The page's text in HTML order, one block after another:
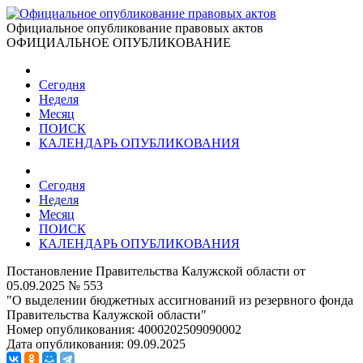
Официальное опубликование правовых актов
ОФИЦИАЛЬНОЕ ОПУБЛИКОВАНИЕ
Сегодня
Неделя
Месяц
ПОИСК
КАЛЕНДАРЬ ОПУБЛИКОВАНИЯ
Сегодня
Неделя
Месяц
ПОИСК
КАЛЕНДАРЬ ОПУБЛИКОВАНИЯ
Постановление Правительства Калужской области от
05.09.2025 № 553
"О выделении бюджетных ассигнований из резервного фонда
Правительства Калужской области"
Номер опубликования: 4000202509090002
Дата опубликования: 09.09.2025